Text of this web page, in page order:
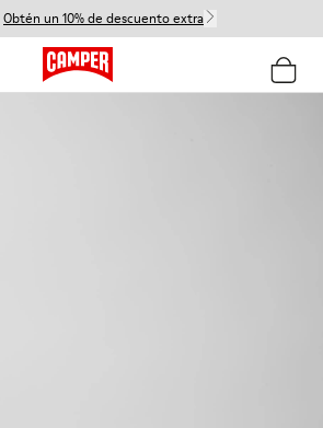
Obtén un 10% de descuento extra